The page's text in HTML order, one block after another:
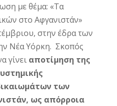
με θέμα: «Τα
στο Αφγανιστάν»
στην έδρα των
Νέα Υόρκη. Σκοπός
γίνει αποτίμηση της
των
ως απόρροια